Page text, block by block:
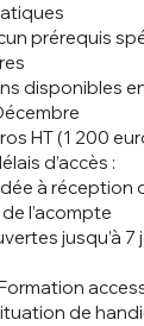
prérequis
disponibles
HT (1 200
d’accès :
à réception
l’acompte
jusqu’à 7
de